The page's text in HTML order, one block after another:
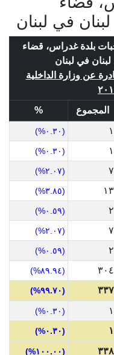
في لبنان
بلدة غدراس، قضاء
في لبنان
عن وزارة الداخلية
المجموع
%
١ (٠.٣٠%)
١ (٠.٣٠%)
٧ (٢.٠٧%)
١٣ (٣.٨٥%)
٢ (٠.٥٩%)
٧ (٢.٠٧%)
٢ (٠.٥٩%)
٣٠٤ (٨٩.٩٤%)
٣٣٧ (٩٩.٧٠%)
١ (٠.٣٠%)
١ (٠.٣٠%)
٣٣٨ (١٠٠.٠٠%)